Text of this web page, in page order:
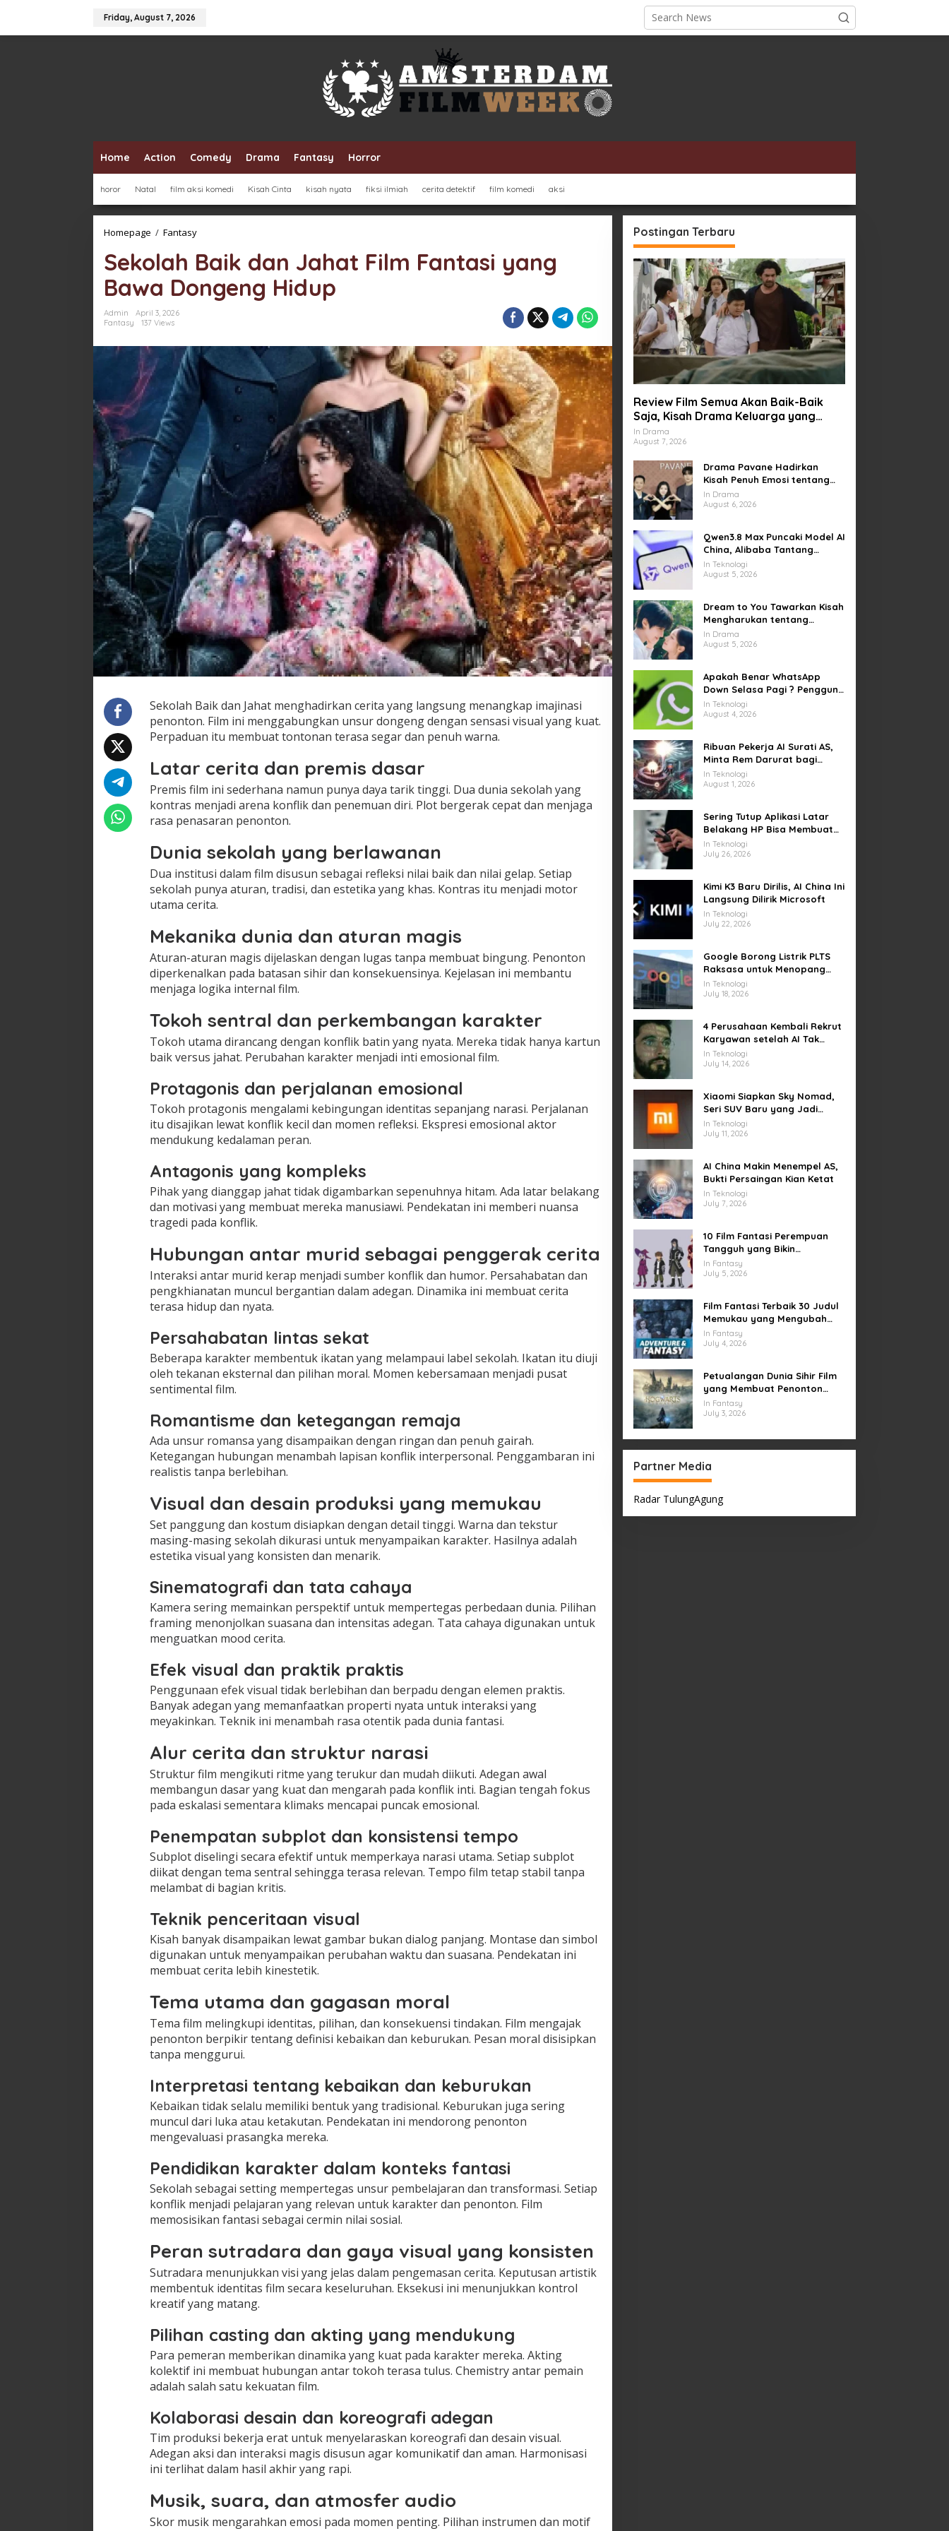
Friday, August 7, 2026
Home Action Comedy Drama Fantasy Horror
horor Natal film aksi komedi Kisah Cinta kisah nyata fiksi ilmiah cerita detektif film komedi aksi
Homepage / FantasySekolah
dan
Jahat
Film
Fantasi
Hidup
Sekolah Baik dan Jahat Film Fantasi yang
Bawa Dongeng Hidup
Admin
April 3, 2026
Fantasy
137 Views
Sekolah Baik dan Jahat menghadirkan cerita yang langsung menangkap imajinasi
penonton. Film ini menggabungkan unsur dongeng dengan sensasi visual yang kuat.
Perpaduan itu membuat tontonan terasa segar dan penuh warna.
Latar cerita dan premis dasar
Premis film ini sederhana namun punya daya tarik tinggi. Dua dunia sekolah yang
kontras menjadi arena konflik dan penemuan diri. Plot bergerak cepat dan menjaga
rasa penasaran penonton.
Dunia sekolah yang berlawanan
Dua institusi dalam film disusun sebagai refleksi nilai baik dan nilai gelap. Setiap
sekolah punya aturan, tradisi, dan estetika yang khas. Kontras itu menjadi motor
utama cerita.
Mekanika dunia dan aturan magis
Aturan-aturan magis dijelaskan dengan lugas tanpa membuat bingung. Penonton
diperkenalkan pada batasan sihir dan konsekuensinya. Kejelasan ini membantu
menjaga logika internal film.
Tokoh sentral dan perkembangan karakter
Tokoh utama dirancang dengan konflik batin yang nyata. Mereka tidak hanya kartun
baik versus jahat. Perubahan karakter menjadi inti emosional film.
Protagonis dan perjalanan emosional
Tokoh protagonis mengalami kebingungan identitas sepanjang narasi. Perjalanan
itu disajikan lewat konflik kecil dan momen refleksi. Ekspresi emosional aktor
mendukung kedalaman peran.
Antagonis yang kompleks
Pihak yang dianggap jahat tidak digambarkan sepenuhnya hitam. Ada latar belakang
dan motivasi yang membuat mereka manusiawi. Pendekatan ini memberi nuansa
tragedi pada konflik.
Hubungan antar murid sebagai penggerak cerita
Interaksi antar murid kerap menjadi sumber konflik dan humor. Persahabatan dan
pengkhianatan muncul bergantian dalam adegan. Dinamika ini membuat cerita
terasa hidup dan nyata.
Persahabatan lintas sekat
Beberapa karakter membentuk ikatan yang melampaui label sekolah. Ikatan itu diuji
oleh tekanan eksternal dan pilihan moral. Momen kebersamaan menjadi pusat
sentimental film.
Romantisme dan ketegangan remaja
Ada unsur romansa yang disampaikan dengan ringan dan penuh gairah.
Ketegangan hubungan menambah lapisan konflik interpersonal. Penggambaran ini
realistis tanpa berlebihan.
Visual dan desain produksi yang memukau
Set panggung dan kostum disiapkan dengan detail tinggi. Warna dan tekstur
masing-masing sekolah dikurasi untuk menyampaikan karakter. Hasilnya adalah
estetika visual yang konsisten dan menarik.
Sinematografi dan tata cahaya
Kamera sering memainkan perspektif untuk mempertegas perbedaan dunia. Pilihan
framing menonjolkan suasana dan intensitas adegan. Tata cahaya digunakan untuk
menguatkan mood cerita.
Efek visual dan praktik praktis
Penggunaan efek visual tidak berlebihan dan berpadu dengan elemen praktis.
Banyak adegan yang memanfaatkan properti nyata untuk interaksi yang
meyakinkan. Teknik ini menambah rasa otentik pada dunia fantasi.
Alur cerita dan struktur narasi
Struktur film mengikuti ritme yang terukur dan mudah diikuti. Adegan awal
membangun dasar yang kuat dan mengarah pada konflik inti. Bagian tengah fokus
pada eskalasi sementara klimaks mencapai puncak emosional.
Penempatan subplot dan konsistensi tempo
Subplot diselingi secara efektif untuk memperkaya narasi utama. Setiap subplot
diikat dengan tema sentral sehingga terasa relevan. Tempo film tetap stabil tanpa
melambat di bagian kritis.
Teknik penceritaan visual
Kisah banyak disampaikan lewat gambar bukan dialog panjang. Montase dan simbol
digunakan untuk menyampaikan perubahan waktu dan suasana. Pendekatan ini
membuat cerita lebih kinestetik.
Tema utama dan gagasan moral
Tema film melingkupi identitas, pilihan, dan konsekuensi tindakan. Film mengajak
penonton berpikir tentang definisi kebaikan dan keburukan. Pesan moral disisipkan
tanpa menggurui.
Interpretasi tentang kebaikan dan keburukan
Kebaikan tidak selalu memiliki bentuk yang tradisional. Keburukan juga sering
muncul dari luka atau ketakutan. Pendekatan ini mendorong penonton
mengevaluasi prasangka mereka.
Pendidikan karakter dalam konteks fantasi
Sekolah sebagai setting mempertegas unsur pembelajaran dan transformasi. Setiap
konflik menjadi pelajaran yang relevan untuk karakter dan penonton. Film
memosisikan fantasi sebagai cermin nilai sosial.
Peran sutradara dan gaya visual yang konsisten
Sutradara menunjukkan visi yang jelas dalam pengemasan cerita. Keputusan artistik
membentuk identitas film secara keseluruhan. Eksekusi ini menunjukkan kontrol
kreatif yang matang.
Pilihan casting dan akting yang mendukung
Para pemeran memberikan dinamika yang kuat pada karakter mereka. Akting
kolektif ini membuat hubungan antar tokoh terasa tulus. Chemistry antar pemain
adalah salah satu kekuatan film.
Kolaborasi desain dan koreografi adegan
Tim produksi bekerja erat untuk menyelaraskan koreografi dan desain visual.
Adegan aksi dan interaksi magis disusun agar komunikatif dan aman. Harmonisasi
ini terlihat dalam hasil akhir yang rapi.
Musik, suara, dan atmosfer audio
Skor musik mengarahkan emosi pada momen penting. Pilihan instrumen dan motif
Postingan Terbaru
Review Film Semua Akan Baik-Baik
Saja, Kisah Drama Keluarga yang
Sarat Makna tentang Kehilangan dan
Harapan
In Drama
August 7, 2026
Drama Pavane Hadirkan
Kisah Penuh Emosi tentang
Cinta, Penyesalan, dan
Kesempatan Memulai Kembali
In Drama
August 6, 2026
Qwen3.8 Max Puncaki Model AI
China, Alibaba Tantang
Pemain Global
In Teknologi
August 5, 2026
Dream to You Tawarkan Kisah
Mengharukan tentang
Perjuangan Meraih Mimpi
yang Sempat Tertunda
In Drama
August 5, 2026
Apakah Benar WhatsApp
Down Selasa Pagi ? Pengguna
Kesulitan Kirim Gambar dan
Video di Sejumlah Wilayah
In Teknologi
August 4, 2026
Ribuan Pekerja AI Surati AS,
Minta Rem Darurat bagi
Teknologi Canggih
In Teknologi
August 1, 2026
Sering Tutup Aplikasi Latar
Belakang HP Bisa Membuat
Baterai Lebih Boros
In Teknologi
July 26, 2026
Kimi K3 Baru Dirilis, AI China Ini
Langsung Dilirik Microsoft
In Teknologi
July 22, 2026
Google Borong Listrik PLTS
Raksasa untuk Menopang
Pusat Data dan AI
In Teknologi
July 18, 2026
4 Perusahaan Kembali Rekrut
Karyawan setelah AI Tak
Penuhi Harapan
In Teknologi
July 14, 2026
Xiaomi Siapkan Sky Nomad,
Seri SUV Baru yang Jadi
Sorotan Otomotif Dunia
In Teknologi
July 11, 2026
AI China Makin Menempel AS,
Bukti Persaingan Kian Ketat
In Teknologi
July 7, 2026
10 Film Fantasi Perempuan
Tangguh yang Bikin
Terinspirasi, Termasuk Damsel
In Fantasy
July 5, 2026
Film Fantasi Terbaik 30 Judul
Memukau yang Mengubah
Imajinasi
In Fantasy
July 4, 2026
Petualangan Dunia Sihir Film
yang Membuat Penonton
Terpukau Selamanya
In Fantasy
July 3, 2026
Partner Media
Radar TulungAgung